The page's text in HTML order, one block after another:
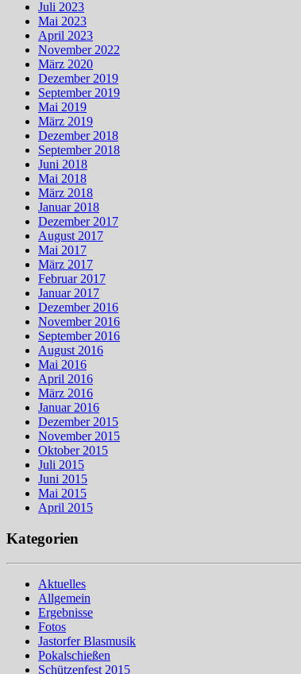
Juli 2023
Mai 2023
April 2023
November 2022
März 2020
Dezember 2019
September 2019
Mai 2019
März 2019
Dezember 2018
September 2018
Juni 2018
Mai 2018
März 2018
Januar 2018
Dezember 2017
August 2017
Mai 2017
März 2017
Februar 2017
Januar 2017
Dezember 2016
November 2016
September 2016
August 2016
Mai 2016
April 2016
März 2016
Januar 2016
Dezember 2015
November 2015
Oktober 2015
Juli 2015
Juni 2015
Mai 2015
April 2015
Kategorien
Aktuelles
Allgemein
Ergebnisse
Fotos
Jastorfer Blasmusik
Pokalschießen
Schützenfest 2015